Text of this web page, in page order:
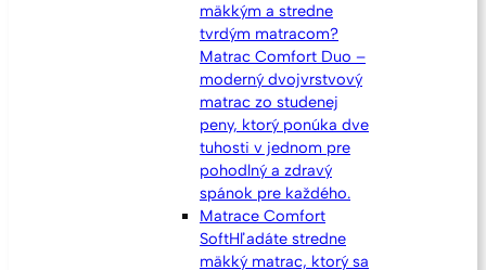
mäkkým a stredne
tvrdým matracom?
Matrac Comfort Duo –
moderný dvojvrstvový
matrac zo studenej
peny, ktorý ponúka dve
tuhosti v jednom pre
pohodlný a zdravý
spánok pre každého.
Matrace Comfort
SoftHľadáte stredne
mäkký matrac, ktorý sa